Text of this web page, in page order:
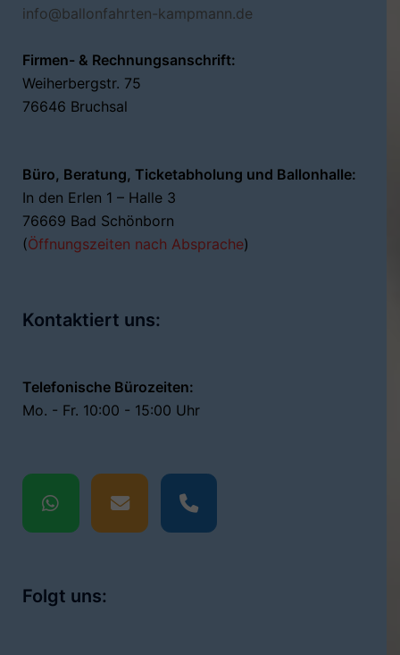
info@ballonfahrten-kampmann.de
Firmen- & Rechnungsanschrift:
Weiherbergstr. 75
76646 Bruchsal
Büro, Beratung, Ticketabholung und Ballonhalle:
In den Erlen 1 – Halle 3
76669 Bad Schönborn
(Öffnungszeiten nach Absprache)
Kontaktiert uns:
Telefonische Bürozeiten:
Mo. - Fr. 10:00 - 15:00 Uhr
Folgt uns: